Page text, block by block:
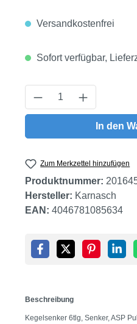
Versandkostenfrei
Sofort verfügbar,
Produkt Anzahl:
In den
Zum Merkzettel hinzufügen
Produktnummer:
Hersteller: Karnasch
EAN: 4046781085634
Beschreibung
Kegelsenker 6tlg, Senker, ASP